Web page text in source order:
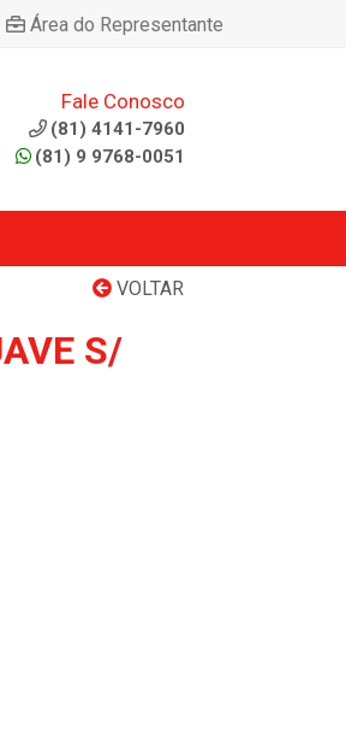
Área do Representante
Fale Conosco
(81) 4141-7960
(81) 9 9768-0051
VOLTAR
S/